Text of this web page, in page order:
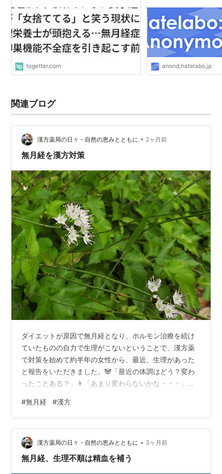
へ - Togetter
togetter.com anond.hatelabo.jp
関連ブログ
漢方薬局の日々・自然の恵みとともに • 2ヶ月前
無月経を漢方対策
ダイエットが原因で無月経となり、ホルモン治療を続け
ていたものの自力で生理がこないということで、漢方薬
で対策を始めて約半年の女性から、最近、生理があった
と報告をいただきました。🐼「最近の体調はどう？変わ
ったことある？」👩「あまり変わらないかな・・・」そ
つチェックすると、今までは眠りが浅く早朝から目が覚
めてしまう、万年肩こりが悩み・・・だったけれど、👩
「あれ～、言われてみるとあまり肩こり感じなくなりま
した。 最近はぐっすり眠れてるな～。」「身体、元気に
したいから、食事もよく食べてる。身体にいいと思って
#無月経 #漢方
漢方薬局の日々・自然の恵みとともに • 3ヶ月前
無月経、生理不順は精血を補う